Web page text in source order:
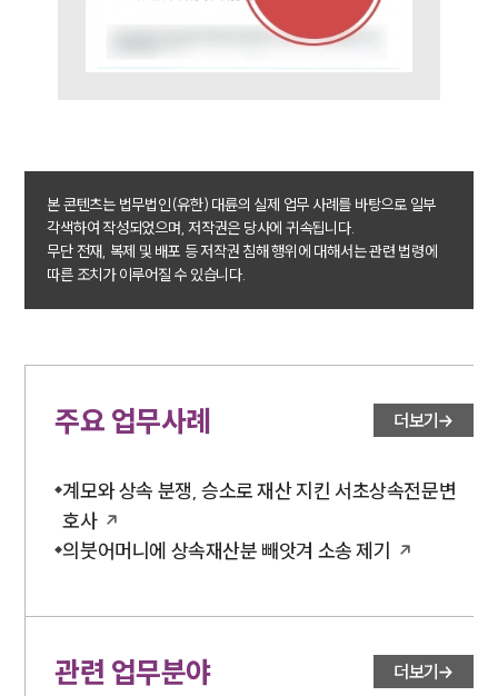
법률정보
법률지식인
가사그룹 업무
전체
상속재산계산기(법정상속분)
구성원 소개
소식/자료
공지사항
법률 블로그
뉴스레터/브로슈어
본 콘텐츠는 법무법인(유한) 대륜의 실제 업무 사례를 바탕으로 일부
각색하여 작성되었으며, 저작권은 당사에 귀속됩니다.
무단 전재, 복제 및 배포 등 저작권 침해 행위에 대해서는 관련 법령에
따른 조치가 이루어질 수 있습니다.
주요 업무사례 더보기
계모와 상속 분쟁, 승소로 재산 지킨 서초상속전문변
호사
의붓어머니에 상속재산분 빼앗겨 소송 제기
관련 업무분야 더보기